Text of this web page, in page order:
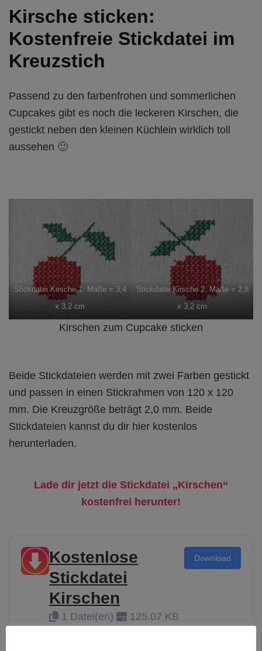
Kirsche sticken:
Kostenfreie Stickdatei im
Kreuzstich
Passend zu den farbenfrohen und sommerlichen
Cupcakes gibt es noch die leckeren Kirschen, die
gestickt neben den kleinen Küchlein wirklich toll
aussehen 🙂
Stickdatei Kirsche 1: Maße = 3,4
x 3,2 cm
Stickdatei Kirsche 2: Maße = 2,8
x 3,2 cm
Kirschen zum Cupcake sticken
Beide Stickdateien werden mit zwei Farben gestickt
und passen in einen Stickrahmen von 120 x 120
mm. Die Kreuzgröße beträgt 2,0 mm. Beide
Stickdateien kannst du dir hier kostenlos
herunterladen.
Lade dir jetzt die Stickdatei „Kirschen“
kostenfrei herunter!
Kostenlose
Stickdatei
Kirschen
1 Datei(en) 125.07 KB
Download